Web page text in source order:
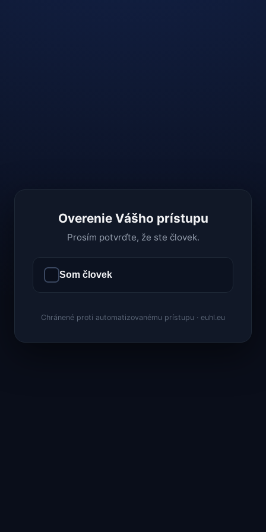
Overenie Vášho prístupu
Prosím potvrďte, že ste človek.
Som človek
Chránené proti automatizovanému prístupu · euhl.eu